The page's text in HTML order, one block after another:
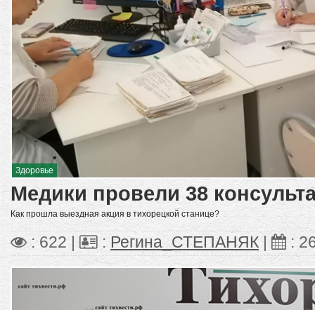
Здоровье
Медики провели 38
Как прошла выездная акция в тихорецкой станице?
: 622 | : Регина_СТЕПАНЯК :